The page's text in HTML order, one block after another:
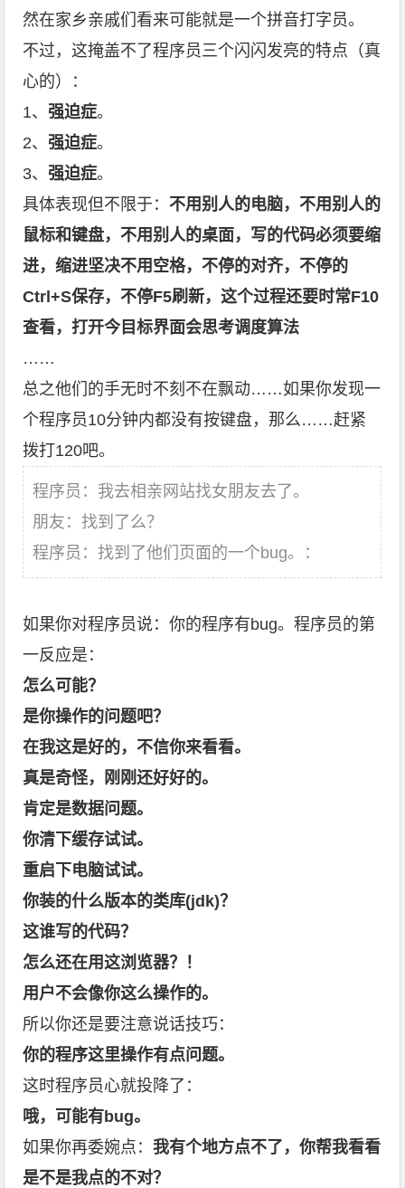
然在家乡亲戚们看来可能就是一个拼音打字员。
不过，这掩盖不了程序员三个闪闪发亮的特点（真
心的）：
1、强迫症。
2、强迫症。
3、强迫症。
具体表现但不限于：不用别人的电脑，不用别人的
鼠标和键盘，不用别人的桌面，写的代码必须要缩
进，缩进坚决不用空格，不停的对齐，不停的
Ctrl+S保存，不停F5刷新，这个过程还要时常F10
查看，打开今目标界面会思考调度算法
……
总之他们的手无时不刻不在飘动……如果你发现一
个程序员10分钟内都没有按键盘，那么……赶紧
拨打120吧。
程序员：我去相亲网站找女朋友去了。
朋友：找到了么？
程序员：找到了他们页面的一个bug。：
如果你对程序员说：你的程序有bug。程序员的第
一反应是：
怎么可能？
是你操作的问题吧？
在我这是好的，不信你来看看。
真是奇怪，刚刚还好好的。
肯定是数据问题。
你清下缓存试试。
重启下电脑试试。
你装的什么版本的类库(jdk)？
这谁写的代码？
怎么还在用这浏览器？！
用户不会像你这么操作的。
所以你还是要注意说话技巧：
你的程序这里操作有点问题。
这时程序员心就投降了：
哦，可能有bug。
如果你再委婉点：我有个地方点不了，你帮我看看
是不是我点的不对？